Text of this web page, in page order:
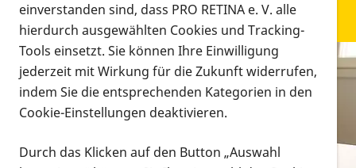
Infomaterial
Infomaterial
Vorlesen
einverstanden sind, dass PRO RETINA e. V. alle
hierdurch ausgewählten Cookies und Tracking-
Tools einsetzt. Sie können Ihre Einwilligung
jederzeit mit Wirkung für die Zukunft widerrufen,
indem Sie die entsprechenden Kategorien in den
Cookie-Einstellungen deaktivieren.
Durch das Klicken auf den Button „Auswahl